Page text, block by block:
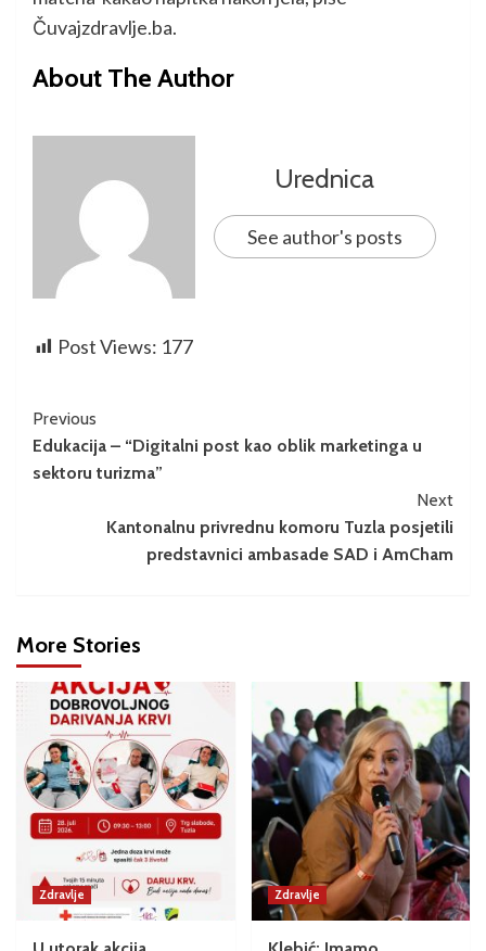
Čuvajzdravlje.ba.
About The Author
Urednica
See author's posts
Post Views: 177
Previous
Edukacija – “Digitalni post kao oblik marketinga u
sektoru turizma”
Next
Kantonalnu privrednu komoru Tuzla posjetili
predstavnici ambasade SAD i AmCham
More Stories
Zdravlje Zdravlje